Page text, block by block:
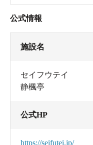
公式情報
施設名
セイフウテイ
静楓亭
公式HP
https://seifutei.jp/